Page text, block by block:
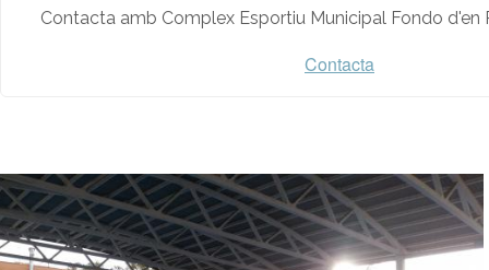
Contacta amb Complex Esportiu Municipal Fondo d'en
Contacta